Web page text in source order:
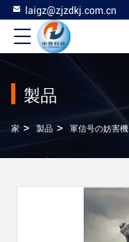
laigz@zjzdkj.com.cn
製品
家 > 製品 > 軍信号の妨害機